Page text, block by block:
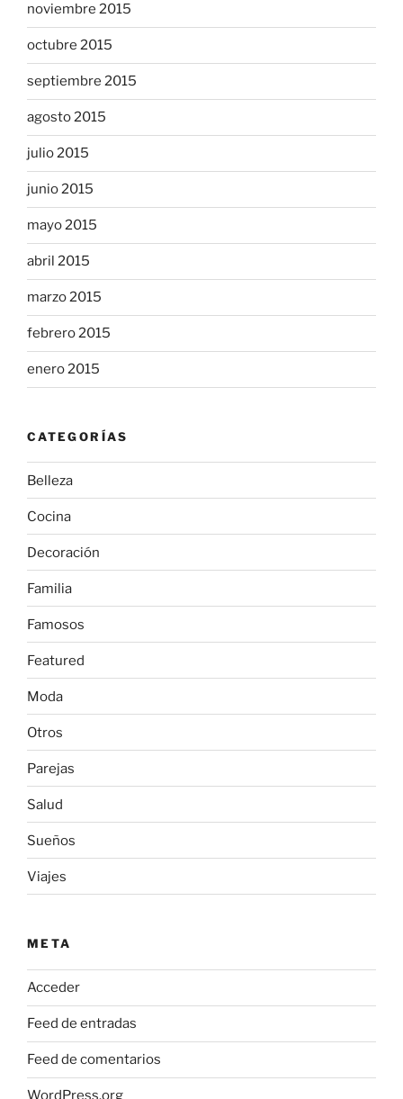
noviembre 2015
octubre 2015
septiembre 2015
agosto 2015
julio 2015
junio 2015
mayo 2015
abril 2015
marzo 2015
febrero 2015
enero 2015
CATEGORÍAS
Belleza
Cocina
Decoración
Familia
Famosos
Featured
Moda
Otros
Parejas
Salud
Sueños
Viajes
META
Acceder
Feed de entradas
Feed de comentarios
WordPress.org